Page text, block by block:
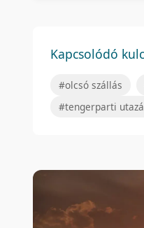
Kapcsolódó
#olcsó szállás
#tengerparti